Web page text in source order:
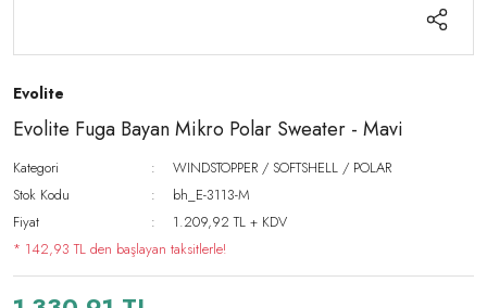
Evolite
Evolite Fuga Bayan Mikro Polar Sweater - Mavi
Kategori
WINDSTOPPER / SOFTSHELL / POLAR
Stok Kodu
bh_E-3113-M
Fiyat
1.209,92 TL + KDV
* 142,93 TL den başlayan taksitlerle!